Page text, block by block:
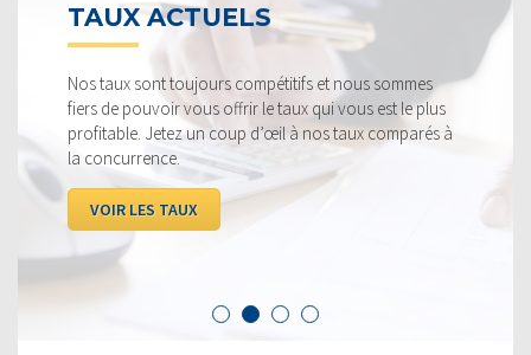
TAUX ACTUELS
Nos taux sont toujours compétitifs et nous sommes
fiers de pouvoir vous offrir le taux qui vous est le plus
profitable. Jetez un coup d’œil à nos taux comparés à
la concurrence.
VOIR LES TAUX